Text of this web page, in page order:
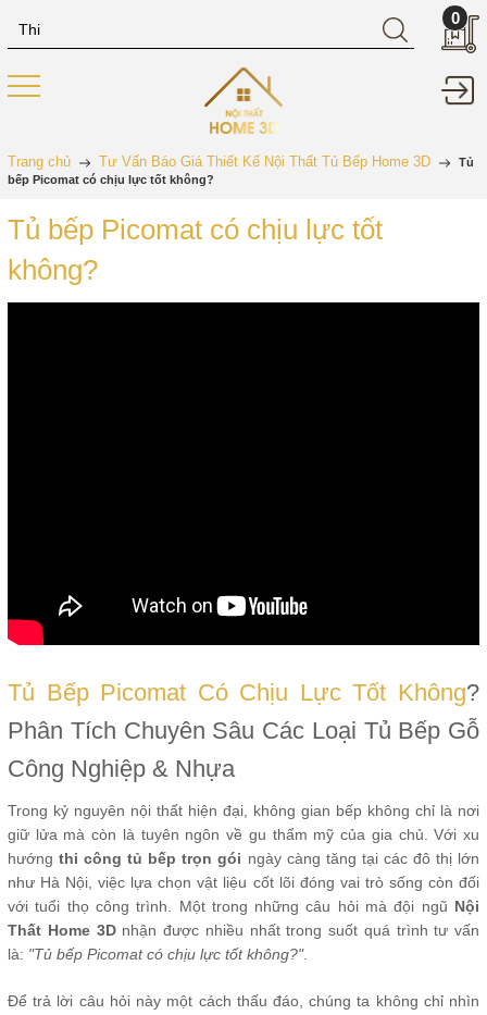
0
Trang chủ Tư Vấn Báo Giá Thiết Kế Nội Thất Tủ Bếp Home 3D
Tủ
bếp Picomat có chịu lực tốt không?
Tủ bếp Picomat có chịu lực tốt
không?
Tủ Bếp Picomat Có Chịu Lực Tốt Không?
Phân Tích Chuyên Sâu Các Loại Tủ Bếp Gỗ
Công Nghiệp & Nhựa
Trong kỷ nguyên nội thất hiện đại, không gian bếp không chỉ là nơi
giữ lửa mà còn là tuyên ngôn về gu thẩm mỹ của gia chủ. Với xu
hướngthi công tủ bếp trọn gói ngày càng tăng tại các đô thị lớn
như Hà Nội, việc lựa chọn vật liệu cốt lõi đóng vai trò sống còn đối
với tuổi thọ công trình. Một trong những câu hỏi mà đội ngũ Nội
Thất Home 3Dnhận được nhiều nhất trong suốt quá trình tư vấn
là: "Tủ bếp Picomat có chịu lực tốt không?".
Để trả lời câu hỏi này một cách thấu đáo, chúng ta không chỉ nhìn